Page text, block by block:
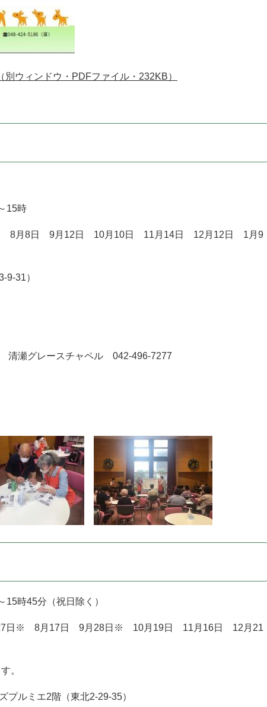
ウィンドウ・PDFファイル・232KB）
15時
8月8日 9月12日 10月10日 11月14日 12月12日 1月9
9-31）
清瀬グレースチャペル 042-496-7277
時45分（祝日除く）
日※ 8月17日 9月28日※ 10月19日 11月16日 12月21
。
プルミエ2階（東北2-29-35）